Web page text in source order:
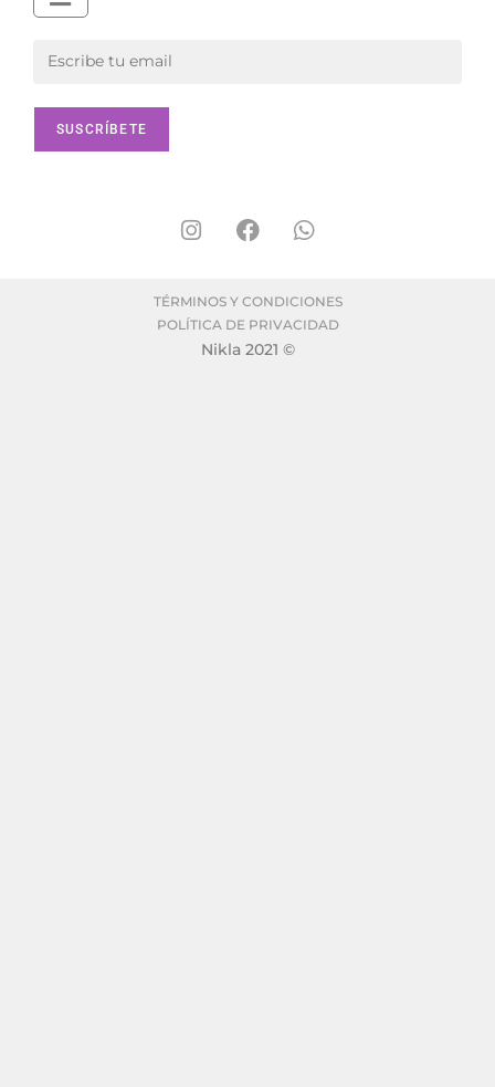
TÉRMINOS Y CONDICIONES
POLÍTICA DE PRIVACIDAD
Nikla 2021 ©